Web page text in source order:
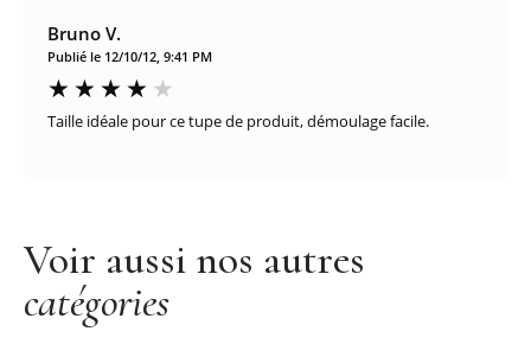
Bruno V.
Publié le 12/10/12, 9:41 PM
Taille idéale pour ce tupe de produit, démoulage facile.
Voir aussi nos autres
catégories